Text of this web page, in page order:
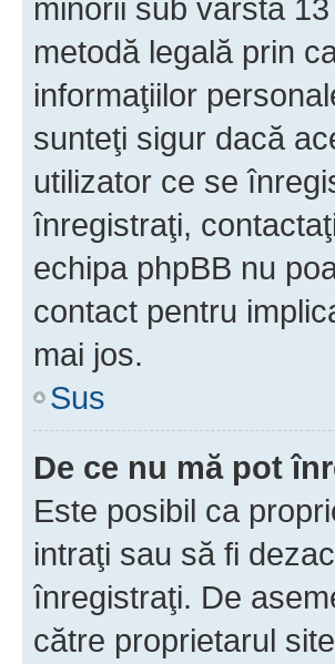
minorii sub vârsta
metodă legală prin
informaţiilor
sunteţi sigur dacă
utilizator ce se
înregistraţi,
echipa phpBB nu
contact pentru
mai jos.
Sus
De ce nu mă pot
Este posibil ca
intraţi sau să fi
înregistraţi. De
către proprietarul